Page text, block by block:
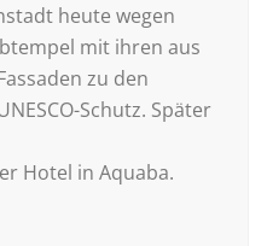
heute wegen
mit ihren aus
zu den
Schutz. Später
Hotel in Aquaba.